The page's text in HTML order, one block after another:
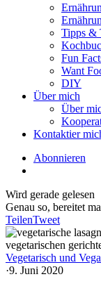
Tipps &
Fun
Want
DIY
Über mich
Über
Kontaktier
Abonnieren
Wird gerade gelesen
Genau so, bereitet
TeilenTweet
Vegetarisch und
·9. Juni 2020